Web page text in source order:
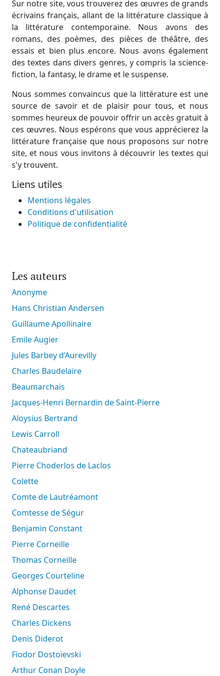
Sur notre site, vous trouverez des œuvres de grands
écrivains français, allant de la littérature classique à
la littérature contemporaine. Nous avons des
romans, des poèmes, des pièces de théâtre, des
essais et bien plus encore. Nous avons également
des textes dans divers genres, y compris la science-
fiction, la fantasy, le drame et le suspense.
Nous sommes convaincus que la littérature est une
source de savoir et de plaisir pour tous, et nous
sommes heureux de pouvoir offrir un accès gratuit à
ces œuvres. Nous espérons que vous apprécierez la
littérature française que nous proposons sur notre
site, et nous vous invitons à découvrir les textes qui
s'y trouvent.
Liens utiles
Mentions légales
Conditions d'utilisation
Politique de confidentialité
Les auteurs
Anonyme
Hans Christian Andersen
Guillaume Apollinaire
Emile Augier
Jules Barbey d’Aurevilly
Charles Baudelaire
Beaumarchais
Jacques-Henri Bernardin de Saint-Pierre
Aloysius Bertrand
Lewis Carroll
Chateaubriand
Pierre Choderlos de Laclos
Colette
Comte de Lautréamont
Comtesse de Ségur
Benjamin Constant
Pierre Corneille
Thomas Corneille
Georges Courteline
Alphonse Daudet
René Descartes
Charles Dickens
Denis Diderot
Fiodor Dostoïevski
Arthur Conan Doyle